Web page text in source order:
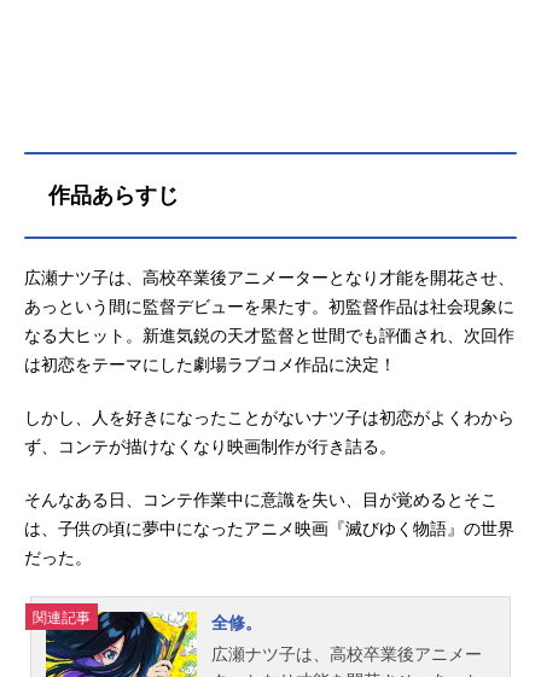
作品あらすじ
広瀬ナツ子は、高校卒業後アニメーターとなり才能を開花させ、
あっという間に監督デビューを果たす。初監督作品は社会現象に
なる大ヒット。新進気鋭の天才監督と世間でも評価され、次回作
は初恋をテーマにした劇場ラブコメ作品に決定！
しかし、人を好きになったことがないナツ子は初恋がよくわから
ず、コンテが描けなくなり映画制作が行き詰る。
そんなある日、コンテ作業中に意識を失い、目が覚めるとそこ
は、子供の頃に夢中になったアニメ映画『滅びゆく物語』の世界
だった。
関連記事
全修。
広瀬ナツ子は、高校卒業後アニメー